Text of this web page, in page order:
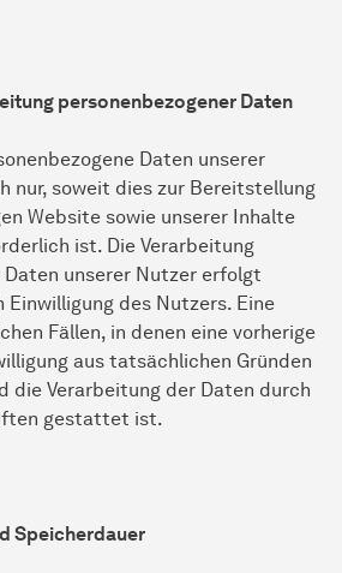
personenbezogener Daten
Daten unserer
nur, soweit dies zur Bereitstellung
Website sowie unserer Inhalte
ist. Die Verarbeitung
Daten unserer Nutzer erfolgt
Einwilligung des Nutzers. Eine
Fällen, in denen eine vorherige
aus tatsächlichen Gründen
die Verarbeitung der Daten durch
gestattet ist.
Speicherdauer